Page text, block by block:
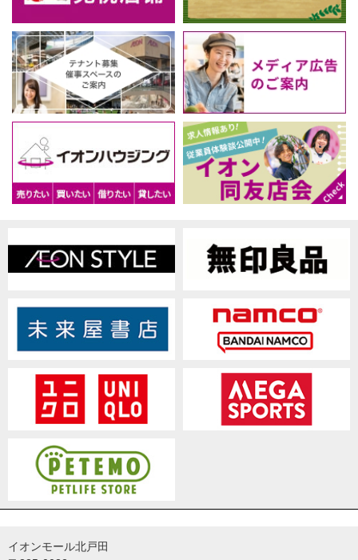
イオンモール北戸田